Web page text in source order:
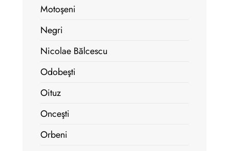
Motoşeni
Negri
Nicolae Bălcescu
Odobeşti
Oituz
Onceşti
Orbeni